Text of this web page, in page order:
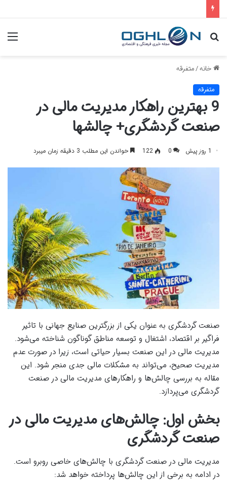
جستجو
خانه/متفرقه
متفرقه
9 بهترین راهکار مدیریت مالی در
صنعت گردشگری+ چالشها
1 روز پیش 0
122 خواندن این مطلب 3 دقیقه زمان میبرد
صنعت گردشگری به عنوان یکی از بزرگترین صنایع جهانی با تاثیر
فراگیر بر اقتصاد، اشتغال و توسعه مناطق گوناگون شناخته می‌شود.
مدیریت مالی در این صنعت بسیار حیاتی است، زیرا در صورت عدم
مدیریت صحیح، می‌تواند به مشکلات مالی جدی منجر شود. این
مقاله به بررسی چالش‌ها و راهکارهای مدیریت مالی در صنعت
گردشگری می‌پردازد.
بخش اول: چالش‌های مدیریت مالی در
صنعت گردشگری
مدیریت مالی در صنعت گردشگری با چالش‌های خاصی روبرو است.
در ادامه به برخی از این چالش‌ها پرداخته خواهد شد: